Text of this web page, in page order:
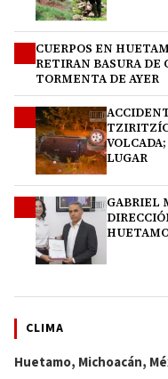
CUERPOS EN
RETIRAN BASURA DE
TORMENTA DE AYER
LUGAR
GABRIEL
CLIMA
Huetamo, Michoacán,